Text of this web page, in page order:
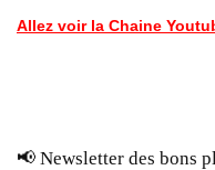
Allez voir la Chaine
📢 Newsletter des bons